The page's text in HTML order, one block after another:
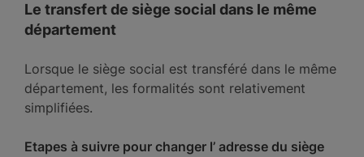
Le transfert de siège social dans le même
département
Lorsque le siège social est transféré dans le même
département, les formalités sont relativement
simplifiées.
Etapes à suivre pour changer l’ adresse du siège